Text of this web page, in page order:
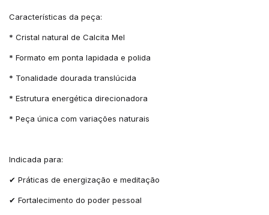
Características da peça:
* Cristal natural de Calcita Mel
* Formato em ponta lapidada e polida
* Tonalidade dourada translúcida
* Estrutura energética direcionadora
* Peça única com variações naturais
Indicada para:
✔ Práticas de energização e meditação
✔ Fortalecimento do poder pessoal